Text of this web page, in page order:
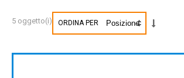
5 oggetto(i) ORDINA PER